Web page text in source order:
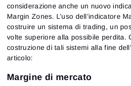
considerazione anche un nuovo
Margin Zones. L’uso dell’indicatore
costruire un sistema di trading, un
volte superiore alla possibile perdita.
costruzione di tali sistemi alla fine
articolo:
Margine di mercato